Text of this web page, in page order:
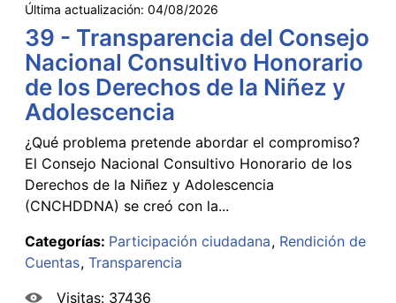
Última actualización: 04/08/2026
39 - Transparencia del Consejo
Nacional Consultivo Honorario
de los Derechos de la Niñez y
Adolescencia
¿Qué problema pretende abordar el compromiso?
El Consejo Nacional Consultivo Honorario de los
Derechos de la Niñez y Adolescencia
(CNCHDDNA) se creó con la...
Categorías: Participación ciudadana Rendición de
Cuentas Transparencia
Visitas: 37436